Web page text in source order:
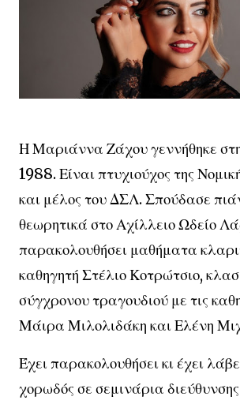
Η Μαριάννα Ζάχου γεννήθηκε
1988. Είναι πτυχιούχος της
και μέλος του ΔΣΛ. Σπούδασε
θεωρητικά στο Αχίλλειο Ωδείο
παρακολουθήσει μαθήματα
καθηγητή Στέλιο Κοτρώτσιο,
σύγχρονου τραγουδιού με τις
Μάιρα Μιλολιδάκη και Ελένη
Έχει παρακολουθήσει κι έχει
χορωδός σε σεμινάρια